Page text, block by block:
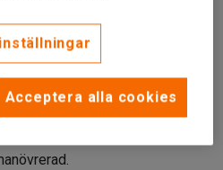
Liknande produkter
Acceptera alla cookies